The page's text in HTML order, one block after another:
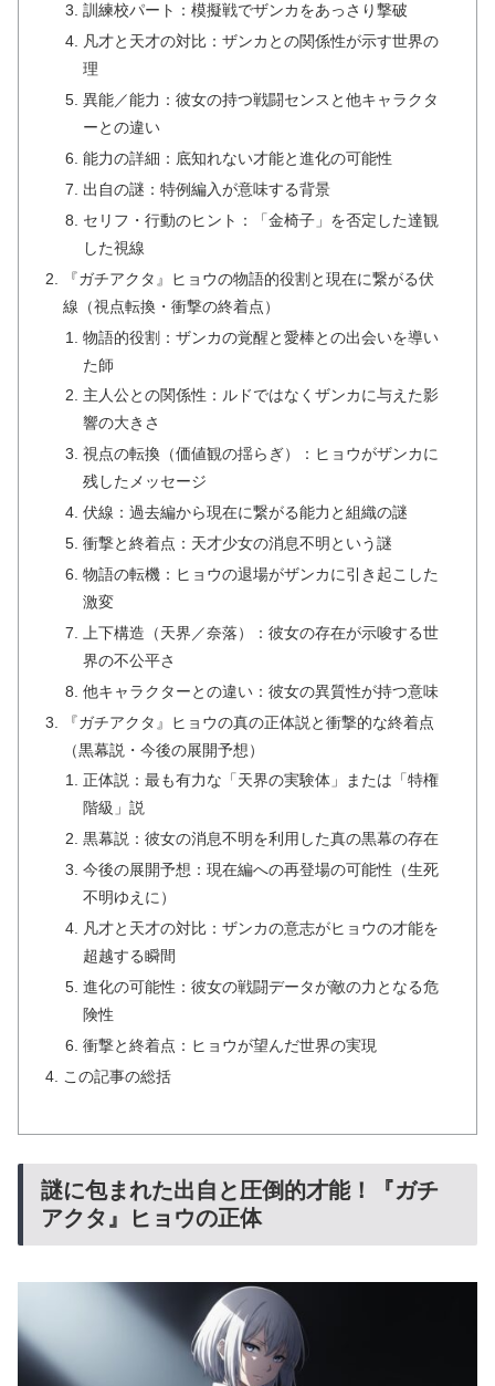
訓練校パート：模擬戦でザンカをあっさり撃破
凡才と天才の対比：ザンカとの関係性が示す世界の
理
異能／能力：彼女の持つ戦闘センスと他キャラクタ
ーとの違い
能力の詳細：底知れない才能と進化の可能性
出自の謎：特例編入が意味する背景
セリフ・行動のヒント：「金椅子」を否定した達観
した視線
『ガチアクタ』ヒョウの物語的役割と現在に繋がる伏
線（視点転換・衝撃の終着点）
物語的役割：ザンカの覚醒と愛棒との出会いを導い
た師
主人公との関係性：ルドではなくザンカに与えた影
響の大きさ
視点の転換（価値観の揺らぎ）：ヒョウがザンカに
残したメッセージ
伏線：過去編から現在に繋がる能力と組織の謎
衝撃と終着点：天才少女の消息不明という謎
物語の転機：ヒョウの退場がザンカに引き起こした
激変
上下構造（天界／奈落）：彼女の存在が示唆する世
界の不公平さ
他キャラクターとの違い：彼女の異質性が持つ意味
『ガチアクタ』ヒョウの真の正体説と衝撃的な終着点
（黒幕説・今後の展開予想）
正体説：最も有力な「天界の実験体」または「特権
階級」説
黒幕説：彼女の消息不明を利用した真の黒幕の存在
今後の展開予想：現在編への再登場の可能性（生死
不明ゆえに）
凡才と天才の対比：ザンカの意志がヒョウの才能を
超越する瞬間
進化の可能性：彼女の戦闘データが敵の力となる危
険性
衝撃と終着点：ヒョウが望んだ世界の実現
この記事の総括
謎に包まれた出自と圧倒的才能！『ガチ
アクタ』ヒョウの正体